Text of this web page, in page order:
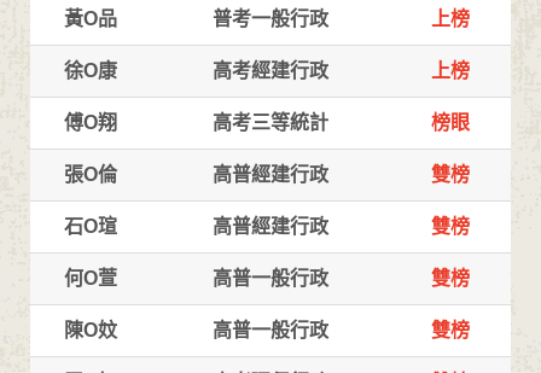
黃O品 普考一般行政 上榜
徐O康 高考經建行政 上榜
傅O翔 高考三等統計 榜眼
張O倫 高普經建行政 雙榜
石O瑄 高普經建行政 雙榜
何O萱 高普一般行政 雙榜
陳O妏 高普一般行政 雙榜